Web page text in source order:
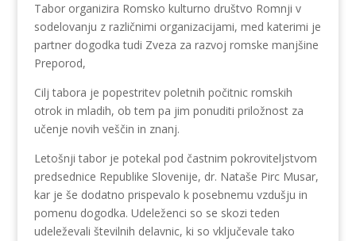
Tabor organizira Romsko kulturno društvo Romnji v
sodelovanju z različnimi organizacijami, med katerimi je
partner dogodka tudi Zveza za razvoj romske manjšine
Preporod,
Cilj tabora je popestritev poletnih počitnic romskih
otrok in mladih, ob tem pa jim ponuditi priložnost za
učenje novih veščin in znanj.
Letošnji tabor je potekal pod častnim pokroviteljstvom
predsednice Republike Slovenije, dr. Nataše Pirc Musar,
kar je še dodatno prispevalo k posebnemu vzdušju in
pomenu dogodka. Udeleženci so se skozi teden
udeleževali številnih delavnic, ki so vključevale tako